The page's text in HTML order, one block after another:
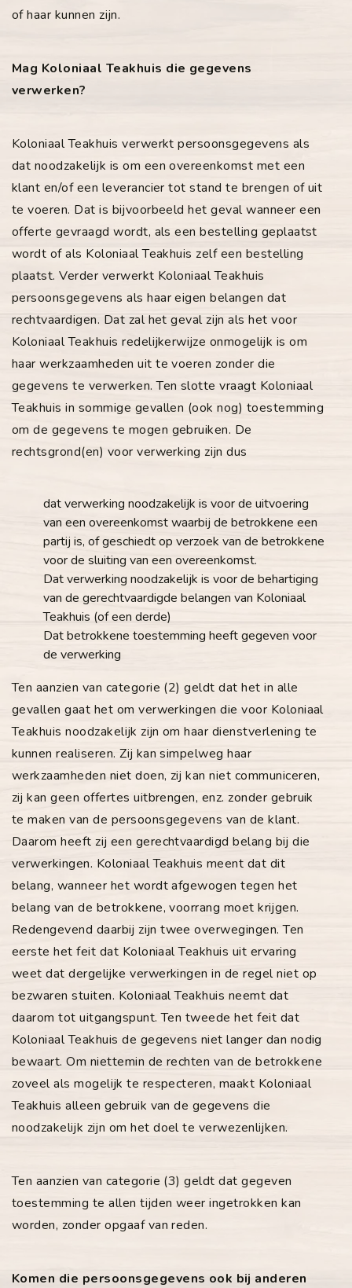
of haar kunnen zijn.
Mag Koloniaal Teakhuis die gegevens
verwerken?
Koloniaal Teakhuis verwerkt persoonsgegevens als
dat noodzakelijk is om een overeenkomst met een
klant en/of een leverancier tot stand te brengen of uit
te voeren. Dat is bijvoorbeeld het geval wanneer een
offerte gevraagd wordt, als een bestelling geplaatst
wordt of als Koloniaal Teakhuis zelf een bestelling
plaatst. Verder verwerkt Koloniaal Teakhuis
persoonsgegevens als haar eigen belangen dat
rechtvaardigen. Dat zal het geval zijn als het voor
Koloniaal Teakhuis redelijkerwijze onmogelijk is om
haar werkzaamheden uit te voeren zonder die
gegevens te verwerken. Ten slotte vraagt Koloniaal
Teakhuis in sommige gevallen (ook nog) toestemming
om de gegevens te mogen gebruiken. De
rechtsgrond(en) voor verwerking zijn dus
dat verwerking noodzakelijk is voor de uitvoering
van een overeenkomst waarbij de betrokkene een
partij is, of geschiedt op verzoek van de betrokkene
voor de sluiting van een overeenkomst.
Dat verwerking noodzakelijk is voor de behartiging
van de gerechtvaardigde belangen van Koloniaal
Teakhuis (of een derde)
Dat betrokkene toestemming heeft gegeven voor
de verwerking
Ten aanzien van categorie (2) geldt dat het in alle
gevallen gaat het om verwerkingen die voor Koloniaal
Teakhuis noodzakelijk zijn om haar dienstverlening te
kunnen realiseren. Zij kan simpelweg haar
werkzaamheden niet doen, zij kan niet communiceren,
zij kan geen offertes uitbrengen, enz. zonder gebruik
te maken van de persoonsgegevens van de klant.
Daarom heeft zij een gerechtvaardigd belang bij die
verwerkingen. Koloniaal Teakhuis meent dat dit
belang, wanneer het wordt afgewogen tegen het
belang van de betrokkene, voorrang moet krijgen.
Redengevend daarbij zijn twee overwegingen. Ten
eerste het feit dat Koloniaal Teakhuis uit ervaring
weet dat dergelijke verwerkingen in de regel niet op
bezwaren stuiten. Koloniaal Teakhuis neemt dat
daarom tot uitgangspunt. Ten tweede het feit dat
Koloniaal Teakhuis de gegevens niet langer dan nodig
bewaart. Om niettemin de rechten van de betrokkene
zoveel als mogelijk te respecteren, maakt Koloniaal
Teakhuis alleen gebruik van de gegevens die
noodzakelijk zijn om het doel te verwezenlijken.
Ten aanzien van categorie (3) geldt dat gegeven
toestemming te allen tijden weer ingetrokken kan
worden, zonder opgaaf van reden.
Komen die persoonsgegevens ook bij anderen